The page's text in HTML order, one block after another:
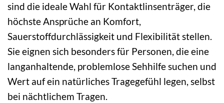
sind die ideale Wahl für Kontaktlinsenträger, die
höchste Ansprüche an Komfort,
Sauerstoffdurchlässigkeit und Flexibilität stellen.
Sie eignen sich besonders für Personen, die eine
langanhaltende, problemlose Sehhilfe suchen und
Wert auf ein natürliches Tragegefühl legen, selbst
bei nächtlichem Tragen.